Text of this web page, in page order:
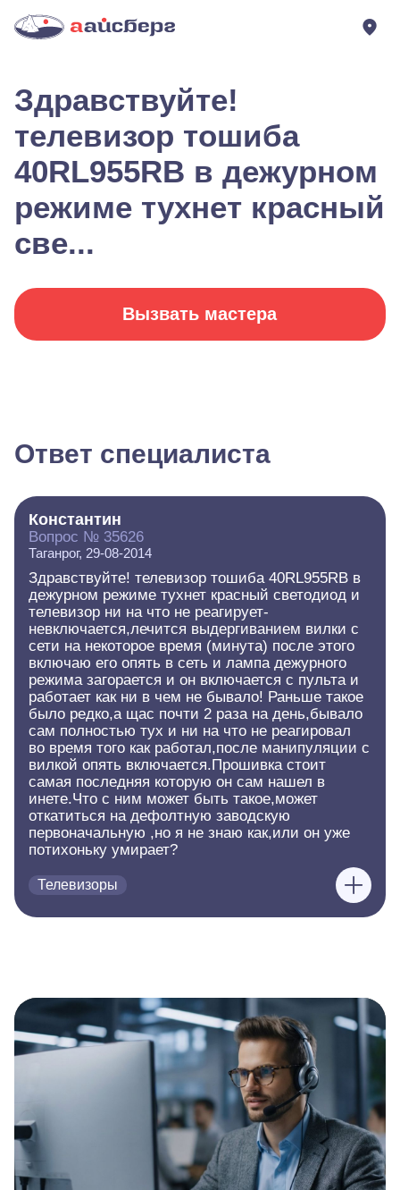
Здравствуйте!
телевизор тошиба
40RL955RB в дежурном
режиме тухнет красный
све...
Вызвать мастера
Ответ специалиста
Константин
Вопрос № 35626
Таганрог, 29-08-2014
Здравствуйте! телевизор тошиба 40RL955RB в
дежурном режиме тухнет красный светодиод и
телевизор ни на что не реагирует-
невключается,лечится выдергиванием вилки с
сети на некоторое время (минута) после этого
включаю его опять в сеть и лампа дежурного
режима загорается и он включается с пульта и
работает как ни в чем не бывало! Раньше такое
было редко,а щас почти 2 раза на день,бывало
сам полностью тух и ни на что не реагировал
во время того как работал,после манипуляции с
вилкой опять включается.Прошивка стоит
самая последняя которую он сам нашел в
инете.Что с ним может быть такое,может
откатиться на дефолтную заводскую
первоначальную ,но я не знаю как,или он уже
потихоньку умирает?
Телевизоры